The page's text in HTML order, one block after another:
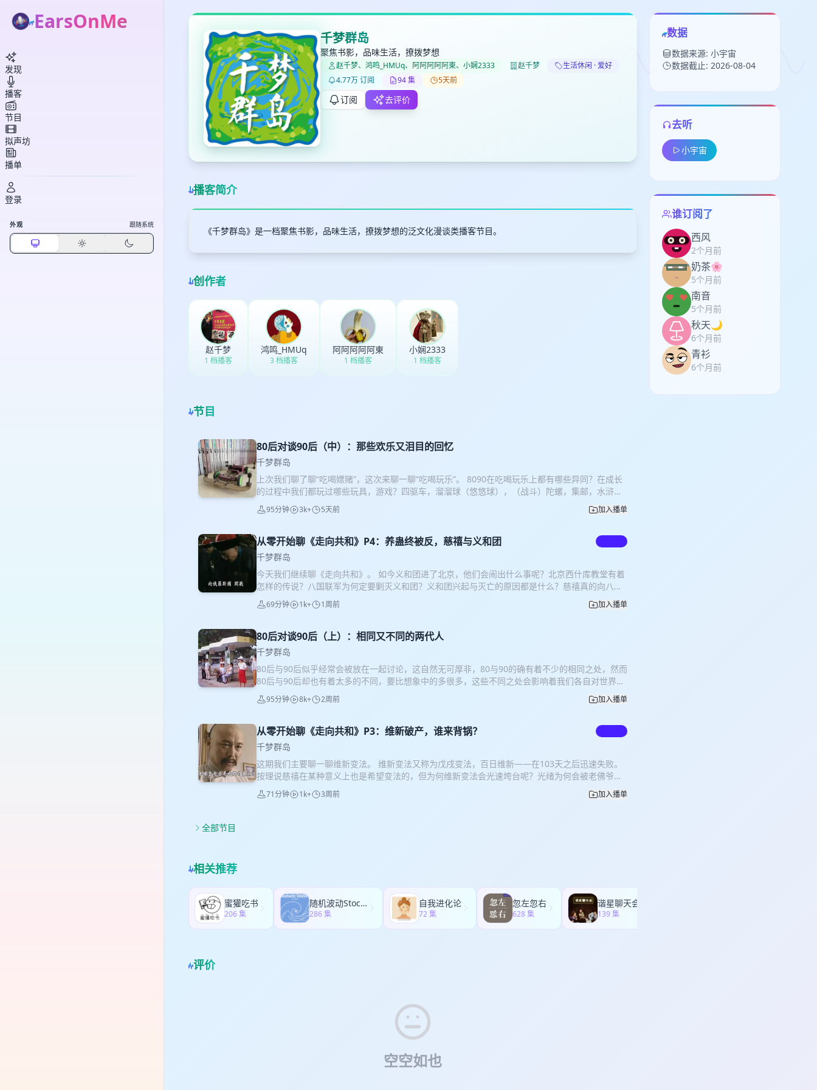
千梦群岛
聚焦书影，品味生活，撩拨梦想
赵千梦、鸿鸣_HMUq、阿阿阿阿阿東、小娴2333 赵千梦
生活休闲 · 爱好
4.77万 订阅
94 集 5天前
订阅 去评价
播客简介
《千梦群岛》是一档聚焦书影，品味生活，撩拨梦想的泛文化漫谈类播客节目。
创作者
赵千梦
1 档播客
鸿鸣_HMUq
3 档播客
阿阿阿阿阿東
1 档播客
小娴2333
1 档播客
节目
80后对谈90后（中）：那些欢乐又泪目的回忆
千梦群岛
上次我们聊了聊“吃喝嫖赌”，这次来聊一聊“吃喝玩乐”。 8090在吃喝玩乐上都有哪些异同？在成长
的过程中我们都玩过哪些玩具，游戏？四驱车，溜溜球（悠悠球），（战斗）陀螺，集邮，水浒
卡，翻花绳，跳皮筋等等都是怎样一波一波流行开来的？8090各自都看过哪些电影电视剧？香港电
影在8090的心中是否有着不一样的比重或情怀？金庸，武侠又对于80后和90后来说是怎样的呢？我
95分钟 3k+ 5天前 加入播单
从零开始聊《走向共和》P4：养蛊终被反，慈禧与义和团
千梦群岛
今天我们继续聊《走向共和》。 如今义和团进了北京，他们会闹出什么事呢？北京西什库教堂有着
怎样的传说？八国联军为何定要剿灭义和团？义和团兴起与灭亡的原因都是什么？慈禧真的向八国
宣战了吗？为什么还有人说慈禧向的是十一国宣战？庚子国难的结果是什么？李鸿章为什么愿意再
次出山去签《辛丑条约》？他有自立建国的能力吗？ 历史的各种纷繁复杂尽在本期节目，无需时间
69分钟 1k+ 1周前 加入播单
80后对谈90后（上）：相同又不同的两代人
千梦群岛
80后与90后似乎经常会被放在一起讨论，这自然无可厚非，80与90的确有着不少的相同之处，然而
80后与90后却也有着太多的不同，要比想象中的多很多，这些不同之处会影响着我们各自对世界的
认知与感受，对很多事物的定义，观念都不同——有时候我们似乎在讨论的是一件事，但其实80与
90对这件事的感知，底色，基础都是不一样的，严格意义上讲讨论的甚至不是一件事。 那么这期节
“衣食住行”等等等等，从中也能见证中国在80与90之间短短十年的巨变，也会多少提到一些8090与
00后的一些差别，同时还是对过往生活以及童年的一种苦甜参半的回忆。 粮票何时绝迹？什么时候
实现的烧鸡自由？吃没吃过猪尾巴，知了猴，青蛙？咖啡在上世纪末是一种怎样的存在？消失的非
常可乐，健力宝都去哪儿了？人生中第一次吃肯德基是什么情形？我们都经历过怎样的蛮荒故事？
一切尽在本期节目，无需时间轴，请您慢慢收听~也欢迎大家多在评论区分享自己的经历与记忆！
鸿鸣——80后；東子——90年；小娴&赵千梦——90后 BGM：《浪漫爱》，by 江语晨（一首或许
可以多少代表8090的歌，可能更多的是90） 封面图为老邯郸的一处公交站
95分钟 8k+ 2周前 加入播单
从零开始聊《走向共和》P3：维新破产，谁来背锅？
千梦群岛
这期我们主要聊一聊维新变法。 维新变法又称为戊戌变法，百日维新——在103天之后迅速失败。
按理说慈禧在某种意义上也是希望变法的，但为何维新变法会光速垮台呢？光绪为何会被老佛爷囚
禁？谁要为失败负责？是康有为一人的责任吗？康圣人到底是一个怎样的形象？李敖的《北京法源
寺》是否对康有为有着美化？包围颐和园是否可行？是否还有更好地选择？戊戌六君子中的谭嗣同
71分钟 1k+ 3周前 加入播单
全部节目
相关推荐
蜜獾吃书
206 集
随机波动StochasticVolatility
286 集
自我进化论
72 集
忽左忽右
628 集
谐星聊天会
139 集
评价
空空如也
数据
数据来源: 小宇宙
数据截止: 2026-08-04
去听
小宇宙
谁订阅了
西风
2个月前
奶茶🌸
5个月前
南音
5个月前
秋天🌙
6个月前
青衫
6个月前
✕
打分
键盘下留人
高
✕
删除确认
EarsOnMe
发现
播客
节目
拟声坊
播单
登录
外观 跟随系统
✕
加入播单